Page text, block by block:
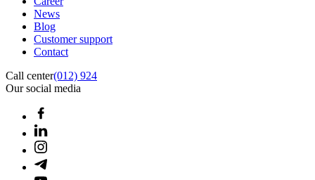
News
Blog
Customer support
Contact
Call center(012) 924
Our social media